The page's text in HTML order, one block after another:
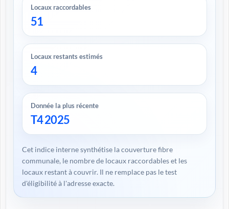
Locaux raccordables
51
Locaux restants estimés
4
Donnée la plus récente
T4 2025
Cet indice interne synthétise la couverture fibre
communale, le nombre de locaux raccordables et les
locaux restant à couvrir. Il ne remplace pas le test
d'éligibilité à l'adresse exacte.